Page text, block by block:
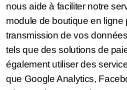
nous aide à faciliter notre
module de boutique en ligne
transmission de vos
tels que des solutions de
également utiliser des
que Google Analytics,